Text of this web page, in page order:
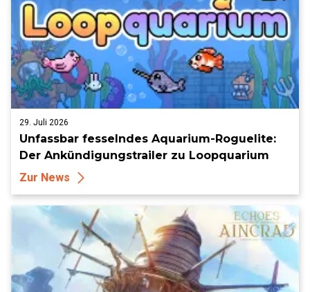
29. Juli 2026
Unfassbar fesselndes Aquarium-Roguelite:
Der Ankündigungstrailer zu Loopquarium
Zur News